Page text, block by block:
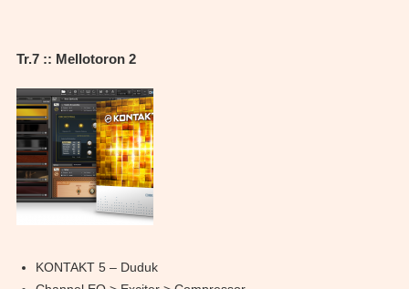
Tr.7 :: Mellotoron 2
KONTAKT 5 – Duduk